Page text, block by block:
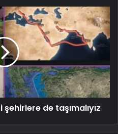
de taşımalıyız